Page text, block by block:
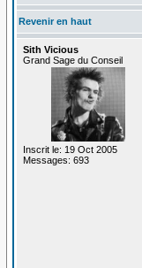
Revenir en haut
Sith Vicious
Grand Sage du Conseil
Inscrit le: 19 Oct 2005
Messages: 693